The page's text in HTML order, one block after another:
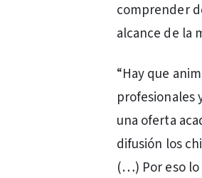
comprender
alcance de la
“Hay que
profesionales
una oferta
difusión los
(…) Por eso lo